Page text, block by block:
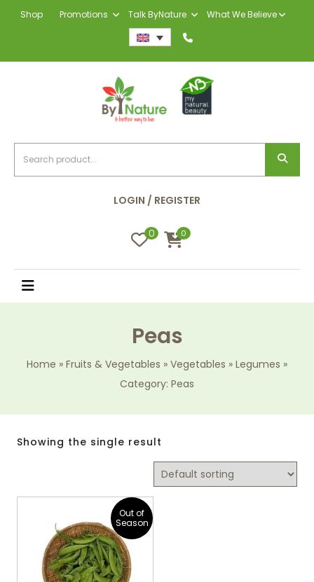
Shop Promotions Talk ByNature What We Believe
LOGIN / REGISTER
0 0
Peas
Home » Fruits & Vegetables » Vegetables » Legumes »
Category: Peas
Showing the single result
Out of
Season